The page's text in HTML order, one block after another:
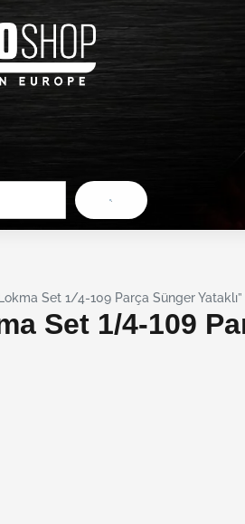
Set 1/4-109 Parça Sünger
Set 1/4-109